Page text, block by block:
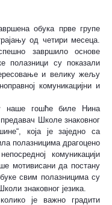
обука прве групе
од четири месеца.
завршило основе
полазници су показали
и велику жељу
комуникацијни и
наше гошће биле Нина
Школе знаковног
која је заједно са
полазницима драгоцено
комуникацији
мотивисани да постану
свим полазницима су
знаковног језика.
је важно градити